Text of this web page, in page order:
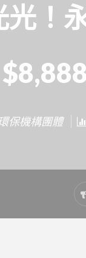
光！
保機構團體